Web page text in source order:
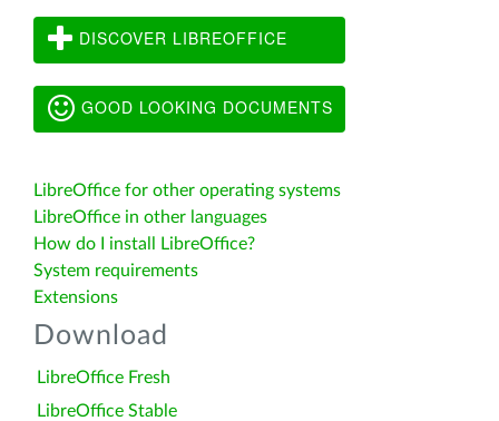
DISCOVER LIBREOFFICE
GOOD LOOKING DOCUMENTS
LibreOffice for other operating systems
LibreOffice in other languages
How do I install LibreOffice?
System requirements
Extensions
Download
LibreOffice Fresh
LibreOffice Stable